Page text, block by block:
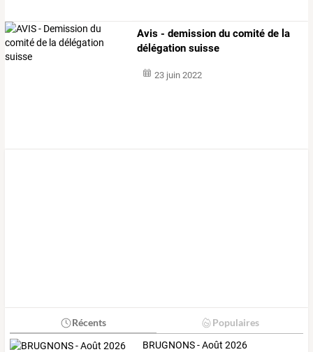
Avis - demission du comité de la
délégation suisse
23 juin 2022
Récents Populaires
BRUGNONS - Août 2026